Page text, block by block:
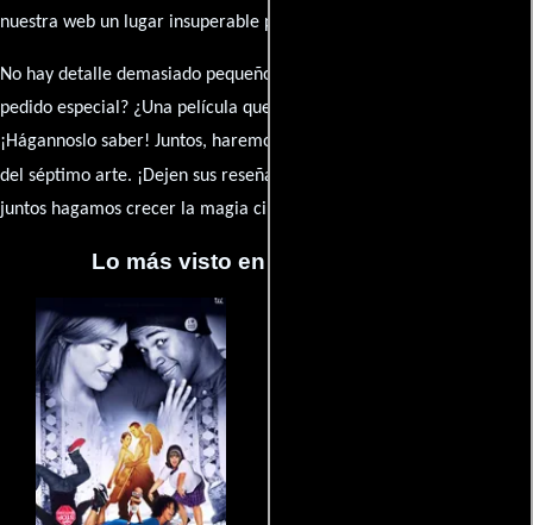
nuestra web un lugar insuperable para los amantes del celuloide.
No hay detalle demasiado pequeño ni opinión insignificante. ¿Algún
pedido especial? ¿Una película que sueñas con ver reseñada?
¡Hágannoslo saber! Juntos, haremos de esta comunidad el epicentro
del séptimo arte. ¡Dejen sus reseña en la
juntos hagamos crecer la magia cinematográfica!
Lo más visto en Cineyseries.net